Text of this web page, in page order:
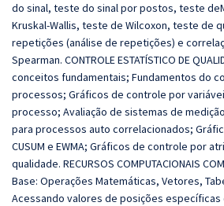
do sinal, teste do sinal por postos, teste
Kruskal-Wallis, teste de Wilcoxon, teste de
repetições (análise de repetições) e
Spearman. CONTROLE ESTATÍSTICO DE
conceitos fundamentais; Fundamentos do
processos; Gráficos de controle por
processo; Avaliação de sistemas de
para processos auto correlacionados;
CUSUM e EWMA; Gráficos de controle por
qualidade. RECURSOS COMPUTACIONAIS
Base: Operações Matemáticas, Vetores,
Acessando valores de posições